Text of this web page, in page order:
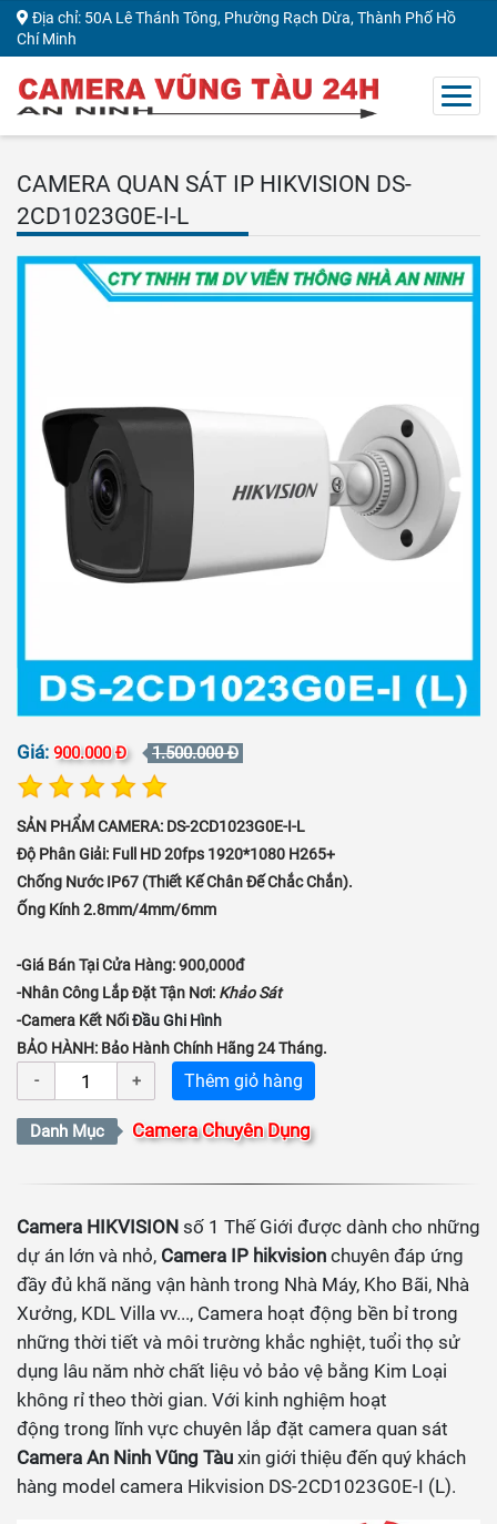
Địa chỉ: 50A Lê Thánh Tông, Phường Rạch Dừa, Thành Phố Hồ
Chí Minh
CAMERA QUAN SÁT IP HIKVISION DS-
2CD1023G0E-I-L
Giá: 900.000 Đ 1.500.000 Đ
SẢN PHẨM CAMERA: DS-2CD1023G0E-I-L
Độ Phân Giải: Full HD 20fps 1920*1080 H265+
Chống Nước IP67 (thiết Kế Chân Đế Chắc Chắn).
Ống Kính 2.8mm/4mm/6mm
-Giá Bán Tại Cửa Hàng: 900,000đ
-Nhân Công Lắp Đặt Tận Nơi: Khảo Sát
-Camera Kết NốiĐầu Ghi Hình
BẢO HÀNH: Bảo Hành Chính Hãng 24 Tháng.
Thêm giỏ hàng
Danh Mục Camera Chuyên Dụng
Camera HIKVISION số 1 Thế Giới được dành cho những
dự án lớn và nhỏ, Camera IP hikvision chuyên đáp ứng
đầy đủ khã năng vận hành trong Nhà Máy, Kho Bãi, Nhà
Xưởng, KDL Villa vv..., Camera hoạt động bền bỉ trong
những thời tiết và môi trường khắc nghiệt, tuổi thọ sử
dụng lâu năm nhờ chất liệu vỏ bảo vệ bằng Kim Loại
không rỉ theo thời gian. Với kinh nghiệm hoạt
động trong lĩnh vực chuyên lắp đặt camera quan sát
Camera An Ninh Vũng Tàu xin giới thiệu đến quý khách
hàng model camera Hikvision DS-2CD1023G0E-I (L).